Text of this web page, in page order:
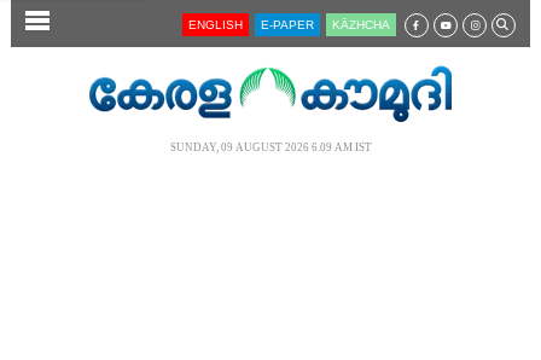
SECTIONS ENGLISH E-PAPER KĀZHCHA
SUNDAY, 09 AUGUST 2026 6.09 AM IST